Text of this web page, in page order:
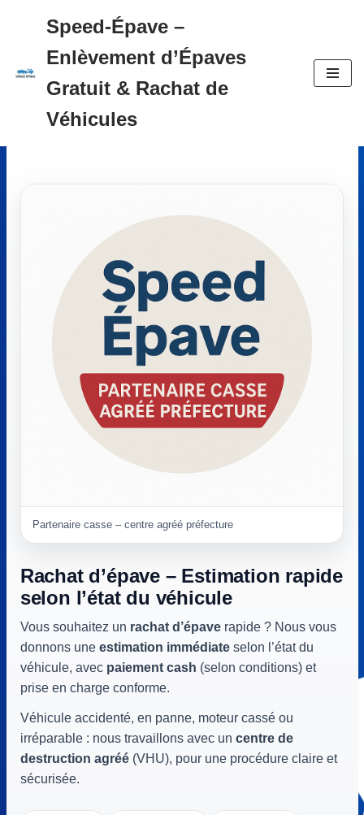
contenu
Speed-Épave –
Enlèvement d’Épaves
Gratuit & Rachat de
Véhicules
Rachat d’épave – Estimation rapide
selon l’état du véhicule
Vous souhaitez un rachat d’épaverapide ? Nous vous
donnons une estimation immédiateselon l’état du
véhicule, avec paiement cash (selon conditions) et
prise en charge conforme.
Véhicule accidenté, en panne, moteur cassé ou
irréparable : nous travaillons avec un centre de
destruction agréé(VHU), pour une procédure claire et
sécurisée.
Partenaire casse – centre agréé préfecture